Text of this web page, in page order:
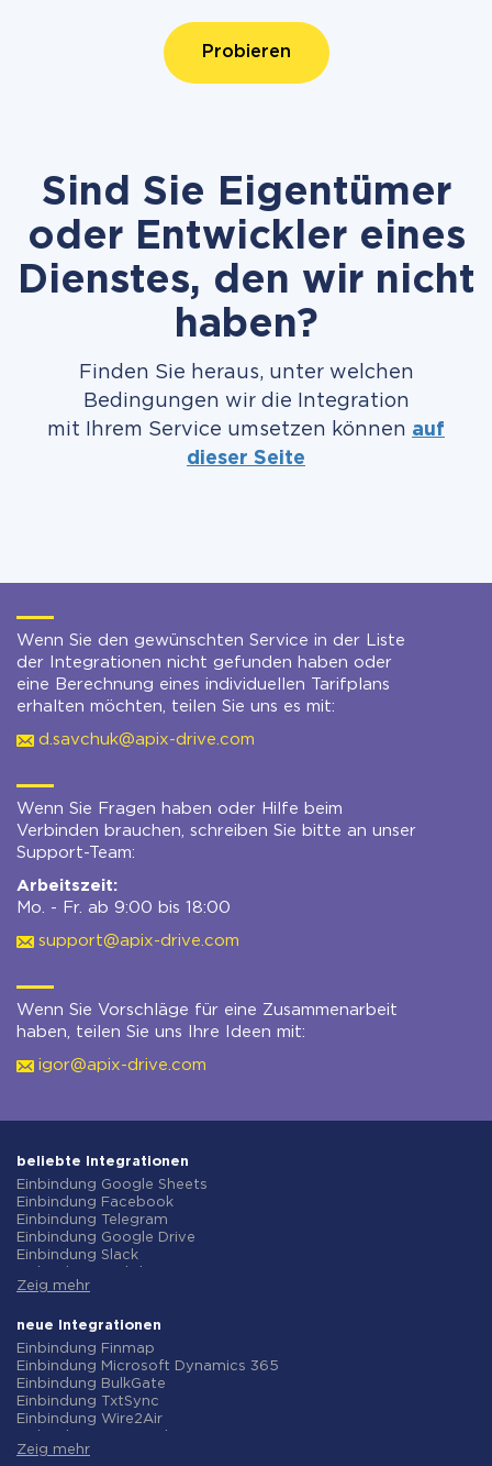
Probieren
Sind Sie Eigentümer
oder Entwickler eines
Dienstes, den wir nicht
haben?
Finden Sie heraus, unter welchen
Bedingungen wir die Integration
mit Ihrem Service umsetzen können auf
dieser Seite
Wenn Sie den gewünschten Service in der Liste
der Integrationen nicht gefunden haben oder
eine Berechnung eines individuellen Tarifplans
erhalten möchten, teilen Sie uns es mit:
d.savchuk@apix-drive.com
Wenn Sie Fragen haben oder Hilfe beim
Verbinden brauchen, schreiben Sie bitte an unser
Support-Team:
Arbeitszeit:
Mo. - Fr. ab 9:00 bis 18:00
support@apix-drive.com
Wenn Sie Vorschläge für eine Zusammenarbeit
haben, teilen Sie uns Ihre Ideen mit:
igor@apix-drive.com
beliebte Integrationen
Einbindung Google Sheets
Einbindung Facebook
Einbindung Telegram
Einbindung Google Drive
Einbindung Slack
Einbindung Gmail
Einbindung ClickUp
Einbindung Airtable
Einbindung Google Contacts
Einbindung OpenAI (ChatGPT)
Einbindung Instagram
Einbindung ActiveCampaign
Einbindung Typeform
Einbindung Salesforce CRM
Zeig mehr
neue Integrationen
Einbindung Finmap
Einbindung Microsoft Dynamics 365
Einbindung BulkGate
Einbindung TxtSync
Einbindung Wire2Air
Einbindung Infobip
Zeig mehr